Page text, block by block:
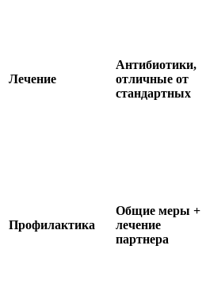
Лечение
Антибиотики,
отличные от
стандартных
Профилактика
Общие меры +
лечение
партнера